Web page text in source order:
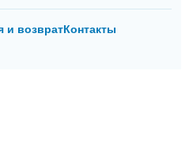
и возвратКонтакты